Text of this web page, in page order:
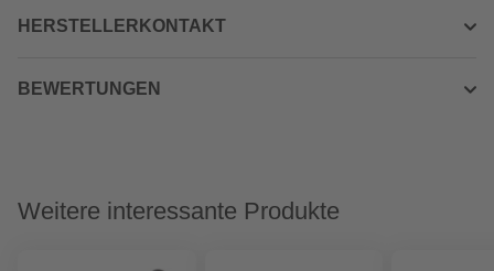
HERSTELLERKONTAKT
BEWERTUNGEN
Weitere interessante Produkte